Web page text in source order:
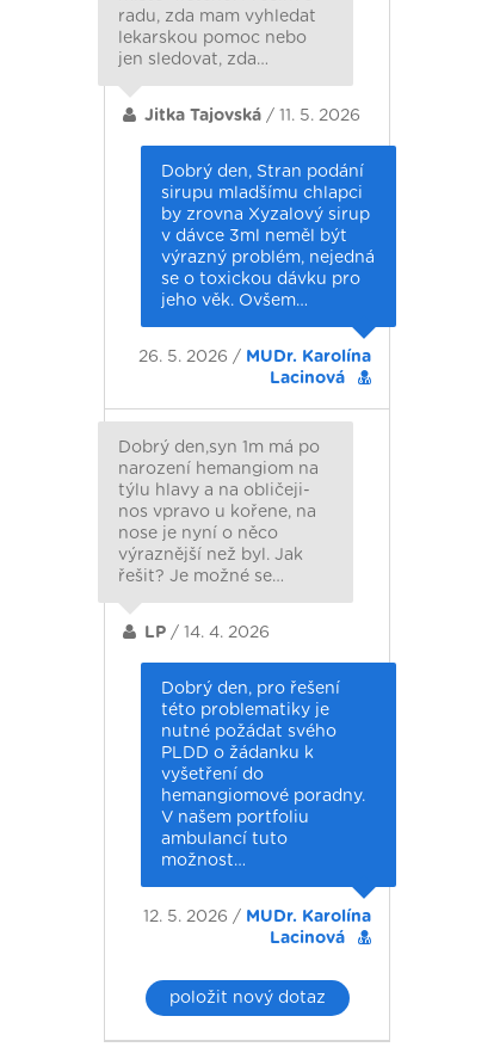
radu, zda mam vyhledat
lekarskou pomoc nebo
jen sledovat, zda…
Jitka Tajovská / 11. 5. 2026
Dobrý den, Stran podání
sirupu mladšímu chlapci
by zrovna Xyzalový sirup
v dávce 3ml neměl být
výrazný problém, nejedná
se o toxickou dávku pro
jeho věk. Ovšem…
26. 5. 2026 / MUDr. Karolína
Lacinová
Dobrý den,syn 1m má po
narození hemangiom na
týlu hlavy a na obličeji-
nos vpravo u kořene, na
nose je nyní o něco
výraznější než byl. Jak
řešit? Je možné se…
LP / 14. 4. 2026
Dobrý den, pro řešení
této problematiky je
nutné požádat svého
PLDD o žádanku k
vyšetření do
hemangiomové poradny.
V našem portfoliu
ambulancí tuto
možnost…
12. 5. 2026 / MUDr. Karolína
Lacinová
položit nový dotaz